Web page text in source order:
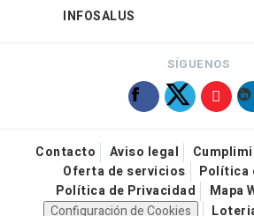
INFOSALUS
SÍGUENOS
Contacto Aviso legal
Oferta de servicios
Política
Política de Privacidad
Mapa
Configuración de Cookies